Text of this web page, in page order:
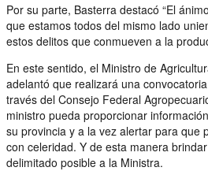
Por su parte, Basterra destacó “El
que estamos todos del mismo lado
estos delitos que conmueven a la
En este sentido, el Ministro de
adelantó que realizará una
través del Consejo Federal
ministro pueda proporcionar
su provincia y a la vez alertar para que
con celeridad. Y de esta manera
delimitado posible a la Ministra.